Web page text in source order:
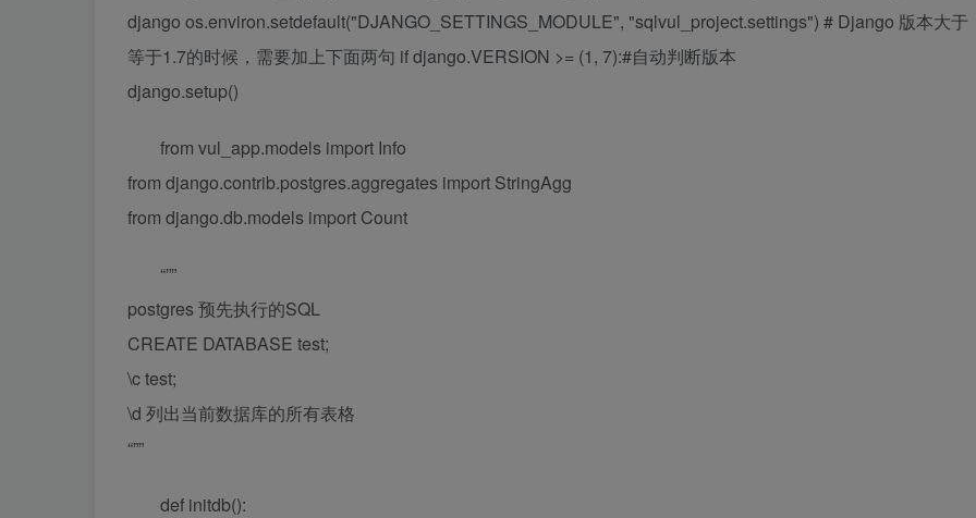
django os.environ.setdefault("DJANGO_SETTINGS_MODULE", "sqlvul_project.settings") # Django 版本大于
等于1.7的时候，需要加上下面两句 if django.VERSION >= (1, 7):#自动判断版本
django.setup()
from vul_app.models import Info
from django.contrib.postgres.aggregates import StringAgg
from django.db.models import Count
“””
postgres 预先执行的SQL
CREATE DATABASE test;
\c test;
\d 列出当前数据库的所有表格
“””
def initdb():